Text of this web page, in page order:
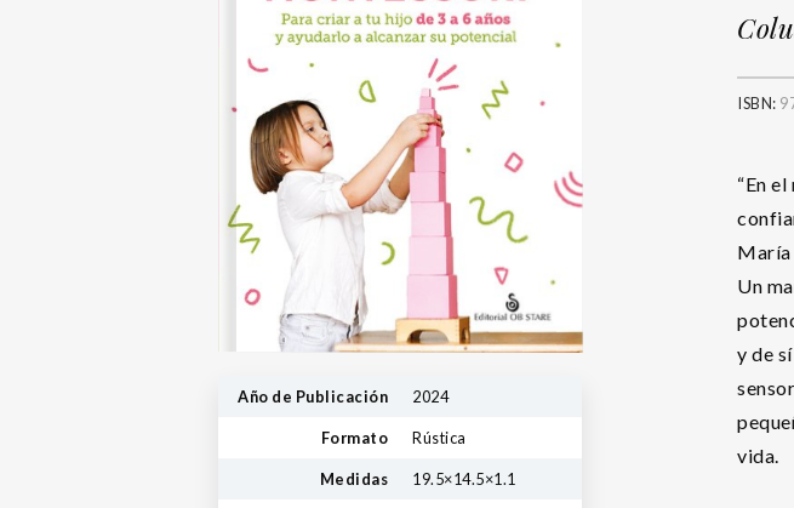
Año de Publicación 2024
Formato Rústica
Medidas 19.5×14.5×1.1
ISBN:
“En
Un
y de
vida.